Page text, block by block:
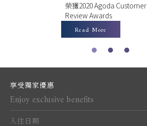
榮獲2020 Agoda Customer
Review Awards
Read More
1 2 3
享受獨家優惠
Enjoy exclusive benefits
入住日期